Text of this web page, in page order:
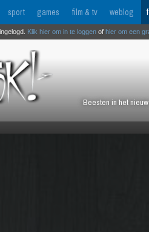
sport games film & tv weblog
Beesten in het
Klik hier om in te loggen of hier om een